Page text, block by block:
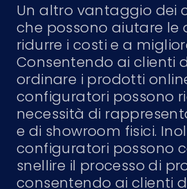
Un altro vantaggio dei
che possono aiutare le
ridurre i costi e a
Consentendo ai clienti
ordinare i prodotti
configuratori possono
necessità di
e di showroom fisici.
configuratori possono
snellire il processo di
consentendo ai clienti